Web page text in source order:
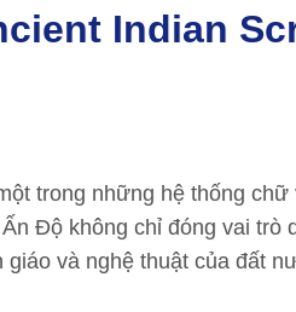
Indian
trong những hệ thống
Độ không chỉ đóng vai trò
và nghệ thuật của đất